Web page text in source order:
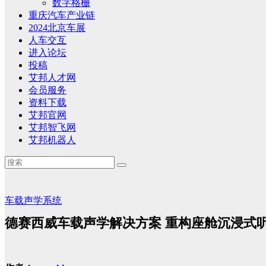
数字格栅
重庆汽车产业链
2024北京车展
人车交互
进入论坛
投稿
艾邦人才网
会员服务
资料下载
艾邦官网
艾邦智飞网
艾邦机器人
车载声学系统
德赛西威车载声学解决方案 重构座舱沉浸式